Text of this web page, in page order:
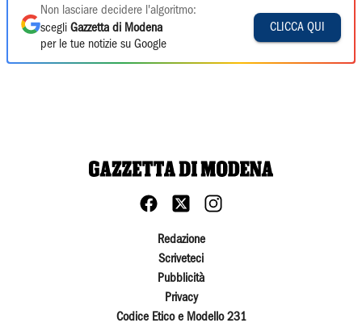
Non lasciare decidere l'algoritmo:
scegli Gazzetta di Modena
per le tue notizie su Google
CLICCA QUI
Redazione
Scriveteci
Pubblicità
Privacy
Codice Etico e Modello 231